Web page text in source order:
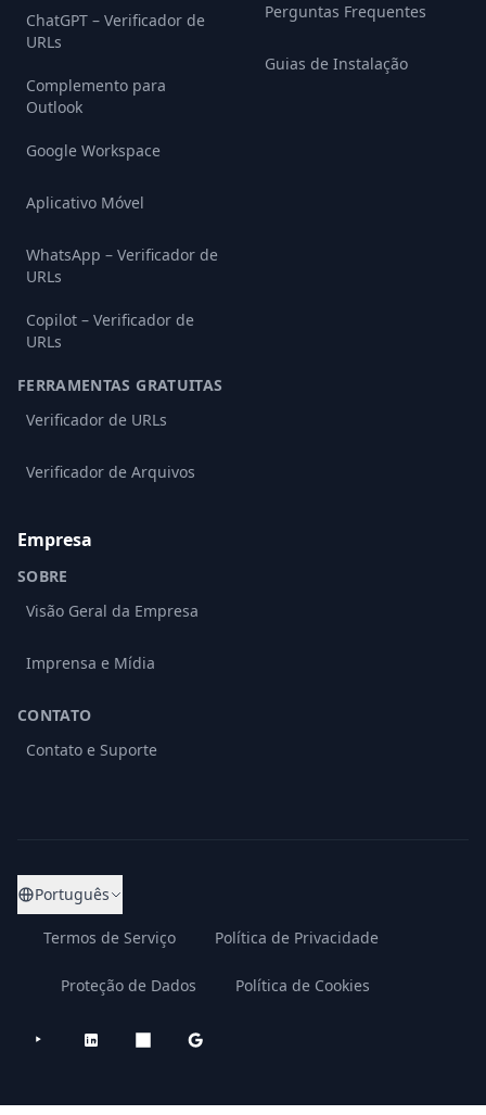
ChatGPT – Verificador de
URLs
Complemento para
Outlook
Google Workspace
Aplicativo Móvel
WhatsApp – Verificador de
URLs
Copilot – Verificador de
URLs
FERRAMENTAS GRATUITAS
Verificador de URLs
Verificador de Arquivos
Perguntas Frequentes
Guias de Instalação
Empresa
SOBRE
Visão Geral da Empresa
Imprensa e Mídia
CONTATO
Contato e Suporte
Português
Termos de Serviço Política de Privacidade
Proteção de Dados Política de Cookies